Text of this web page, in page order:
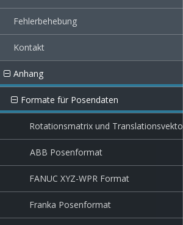
Fehlerbehebung
Kontakt
Anhang
Formate für Posendaten
Rotationsmatrix und Translationsvektor
ABB Posenformat
FANUC XYZ-WPR Format
Franka Posenformat